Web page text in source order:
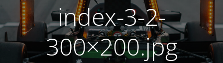
index-3-2-
300×200.jpg